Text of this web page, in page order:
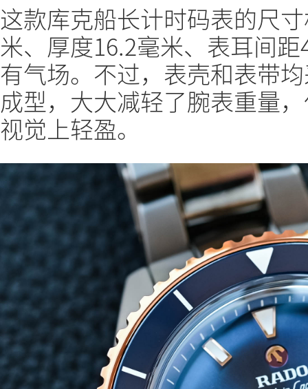
这款库克船长计时码表的尺
米、厚度16.2毫米、表耳间
有气场。不过，表壳和表带
成型，大大减轻了腕表重量
视觉上轻盈。